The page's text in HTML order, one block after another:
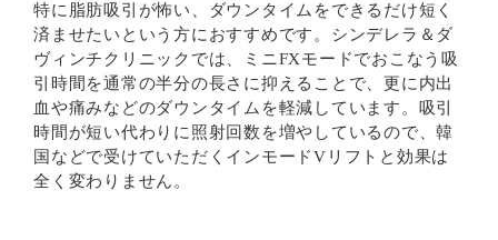
特に脂肪吸引が怖い、ダウンタイムをできるだけ短く
済ませたいという方におすすめです。シンデレラ＆ダ
ヴィンチクリニックでは、ミニFXモードでおこなう吸
引時間を通常の半分の長さに抑えることで、更に内出
血や痛みなどのダウンタイムを軽減しています。吸引
時間が短い代わりに照射回数を増やしているので、韓
国などで受けていただくインモードVリフトと効果は
全く変わりません。